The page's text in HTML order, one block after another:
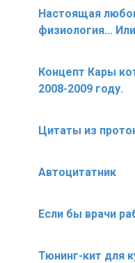
Настоящая
физиология…
Концепт Кары
2008-2009 году.
Цитаты из
Автоцитатник
Если бы врачи
Тюнинг-кит для